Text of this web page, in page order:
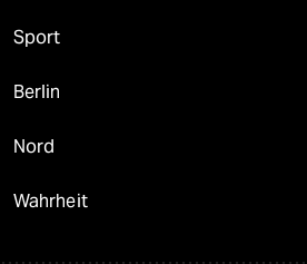
Sport
Berlin
Nord
Wahrheit